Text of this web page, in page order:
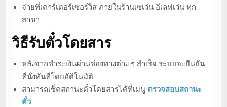
จ่ายที่เคาร์เตอร์เซอร์วิส ภายในร้านเซเว่น อีเลฟเว่น ทุก
สาขา
วิธีรับตั๋วโดยสาร
หลังจากชำระเงินผ่านช่องทางต่าง ๆ สำเร็จ ระบบจะยืนยัน
ที่นั่งทันที่โดยอัติโนมัติ
สามารถเช็คสถานะตั๋วโดยสารได้ที่เมนู ตรวจสอบสถานะ
ตั๋ว